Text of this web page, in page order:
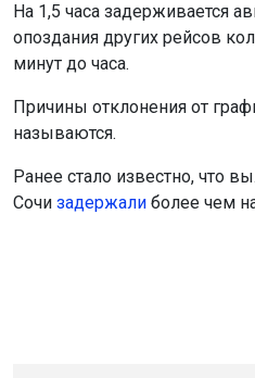
На 1,5 часа задерживается
опоздания других рейсов
минут до часа.
Причины отклонения от
называются.
Ранее стало известно, что
Сочи задержали более чем